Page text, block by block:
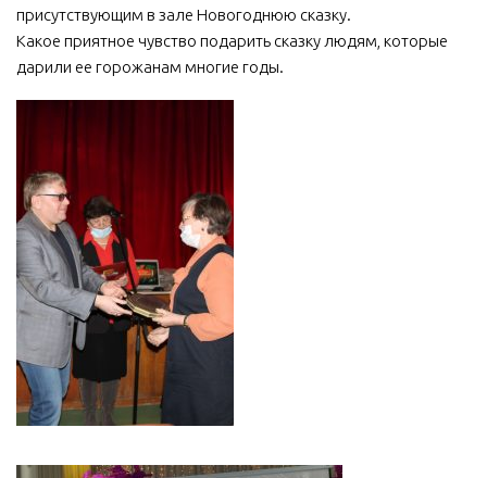
МБОУ ДО «Детская школа искусств»
МБОУ ДО «Детская музыкальная школа»
музей»
МБУК «Централизованная библиотечная система»
ДК «Россия»
Афиша
Независимая оценка качества
Контакты
присутствующим в зале Новогоднюю сказку.
Какое приятное чувство подарить сказку людям, которые
дарили ее горожанам многие годы.